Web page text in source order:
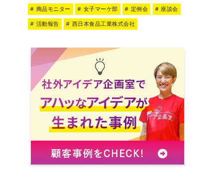
商品モニター 女子マーケ部 定例会 座談会
活動報告 西日本食品工業株式会社